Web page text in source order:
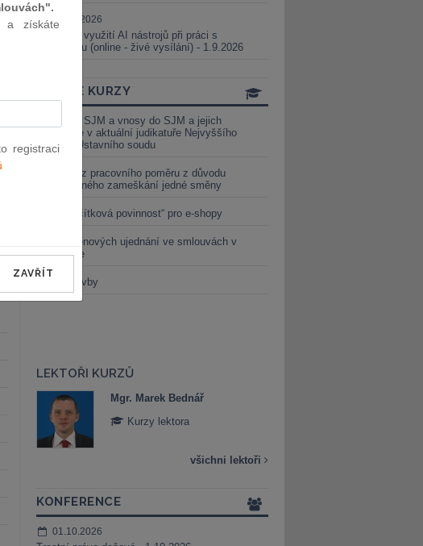
01.09.2026
Praktické využití AI nástrojů při práci s
judikaturou (online - živé vysílání) - 1.9.2026
ONLINE KURZY
Vnosy ze SJM a vnosy do SJM a jejich
valorizace v aktuální judikatuře Nejvyššího
soudu a Ústavního soudu
Výpověď z pracovního poměru z důvodu
neomluveného zameškání jedné směny
Nová „tlačítková povinnost“ pro e-shopy
Změna cenových ujednání ve smlouvách v
energetice
Černé stavby
LEKTOŘI KURZŮ
Mgr. Marek Bednář
Kurzy lektora
všichni lektoři
KONFERENCE
01.10.2026
a získáte
registraci
ZAVŘÍT